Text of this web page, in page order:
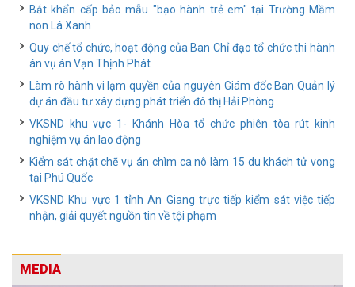
Bắt khẩn cấp bảo mẫu "bạo hành trẻ em" tại Trường Mầm
non Lá Xanh
Quy chế tổ chức, hoạt động của Ban Chỉ đạo tổ chức thi hành
án vụ án Vạn Thịnh Phát
Làm rõ hành vi lạm quyền của nguyên Giám đốc Ban Quản lý
dự án đầu tư xây dựng phát triển đô thị Hải Phòng
VKSND khu vực 1- Khánh Hòa tổ chức phiên tòa rút kinh
nghiệm vụ án lao động
Kiểm sát chặt chẽ vụ án chìm ca nô làm 15 du khách tử vong
tại Phú Quốc
VKSND Khu vực 1 tỉnh An Giang trực tiếp kiểm sát việc tiếp
nhận, giải quyết nguồn tin về tội phạm
MEDIA